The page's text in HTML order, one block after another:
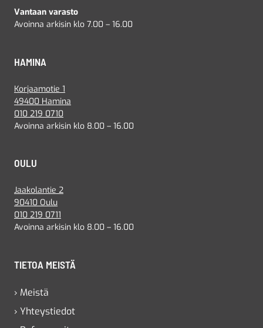
Vantaan varasto
Avoinna arkisin klo 7.00 – 16.00
HAMINA
Korjaamotie 1
49400 Hamina
010 219 0710
Avoinna arkisin klo 8.00 – 16.00
OULU
Jaakolantie 2
90410 Oulu
010 219 0711
Avoinna arkisin klo 8.00 – 16.00
TIETOA MEISTÄ
› Meistä
› Yhteystiedot